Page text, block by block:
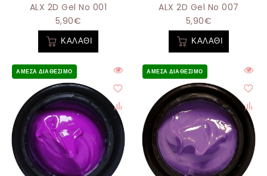
ALX 2D Gel No 001
5,90€
ΚΑΛΆΘΙ
ALX 2D Gel No 007
5,90€
ΚΑΛΆΘΙ
ΆΜΕΣΑ ΔΙΑΘΈΣΙΜΟ ΆΜΕΣΑ ΔΙΑΘΈΣΙΜΟ